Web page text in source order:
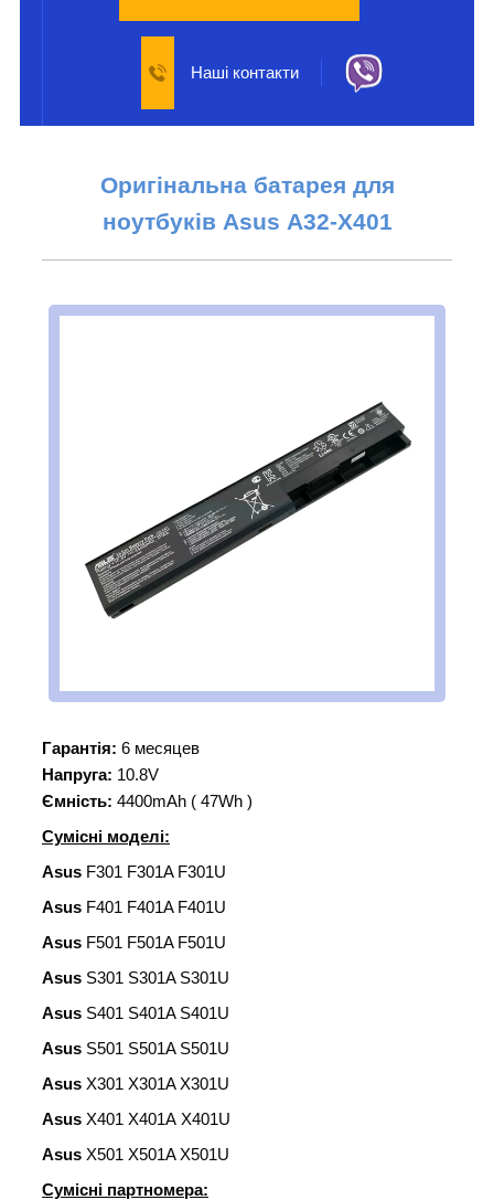
Наші контакти
Оригінальна батарея для
ноутбуків Asus A32-X401
Гарантія: 6 месяцев
Напруга: 10.8V
Ємність: 4400mAh ( 47Wh )
Сумісні моделі:
Asus F301 F301A F301U
Asus F401 F401A F401U
Asus F501 F501A F501U
Asus S301 S301A S301U
Asus S401 S401A S401U
Asus S501 S501A S501U
Asus X301 X301A X301U
Asus X401 X401A X401U
Asus X501 X501A X501U
Сумісні партномера: